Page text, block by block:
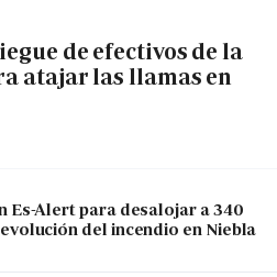
de efectivos de la
atajar las llamas en
Es-Alert para desalojar a 340
del incendio en Niebla